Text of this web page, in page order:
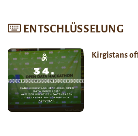
ENTSCHLÜSSELUNG
Kirgistans